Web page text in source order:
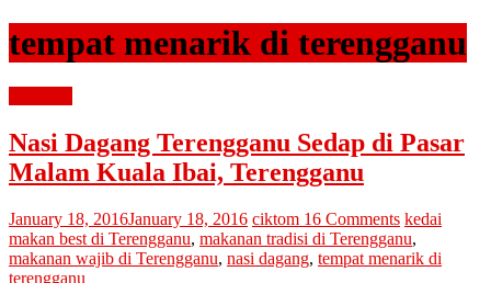
tempat menarik di terengganu
Nasi Dagang Terengganu Sedap di Pasar
Malam Kuala Ibai, Terengganu
January 18, 2016January 18, 2016 ciktom 16 Comments kedai
makan best di Terengganu, makanan tradisi di Terengganu,
makanan wajib di Terengganu, nasi dagang, tempat menarik di
terengganu